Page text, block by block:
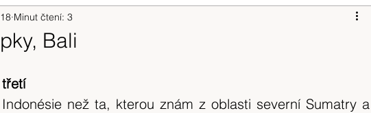
túra Skotsko camino Portugues
Bali
Minut čtení: 3
než ta, kterou znám z oblasti severní Sumatry a